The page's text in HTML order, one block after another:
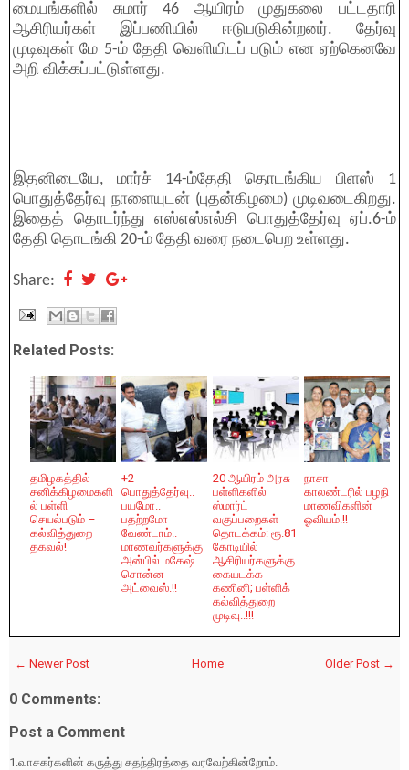
மையங்களில் சுமார் 46 ஆயிரம் முதுகலை பட்டதாரி
ஆசிரியர்கள் இப்பணியில் ஈடுபடுகின்றனர். தேர்வு
முடிவுகள் மே 5-ம் தேதி வெளியிடப் படும் என ஏற்கெனவே
அறி விக்கப்பட்டுள்ளது.
இதனிடையே, மார்ச் 14-ம்தேதி தொடங்கிய பிளஸ் 1
பொதுத்தேர்வு நாளையுடன் (புதன்கிழமை) முடிவடைகிறது.
இதைத் தொடர்ந்து எஸ்எஸ்எல்சி பொதுத்தேர்வு ஏப்.6-ம்
தேதி தொடங்கி 20-ம் தேதி வரை நடைபெற உள்ளது.
Share:
Related Posts:
தமிழகத்தில்
சனிக்கிழமைகளி
ல் பள்ளி
செயல்படும் –
கல்வித்துறை
தகவல்!
+2
பொதுத்தேர்வு..
பயமோ..
பதற்றமோ
வேண்டாம்..
மாணவர்களுக்கு
அன்பில் மகேஷ்
சொன்ன
அட்வைஸ்.!!
20 ஆயிரம் அரசு
பள்ளிகளில்
ஸ்மார்ட்
வகுப்பறைகள்
தொடக்கம்: ரூ.81
கோடியில்
ஆசிரியர்களுக்கு
கையடக்க
கணினி; பள்ளிக்
கல்வித்துறை
முடிவு..!!!
நாசா
காலண்டரில் பழநி
மாணவிகளின்
ஓவியம்.!!
← Newer Post Older Post →
Home
0 Comments:
Post a Comment
1.வாசகர்களின் கருத்து சுதந்திரத்தை வரவேற்கின்றோம்.